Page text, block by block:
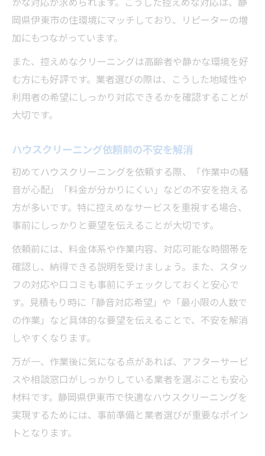
岡県伊東市の住環境にマッチしており、リピーターの増
加にもつながっています。
また、控えめなクリーニングは高齢者や静かな環境を好
む方にも好評です。業者選びの際は、こうした地域性や
利用者の希望にしっかり対応できるかを確認することが
大切です。
ハウスクリーニング依頼前の不安を解消
初めてハウスクリーニングを依頼する際、「作業中の騒
音が心配」「料金が分かりにくい」などの不安を抱える
方が多いです。特に控えめなサービスを重視する場合、
事前にしっかりと要望を伝えることが大切です。
依頼前には、料金体系や作業内容、対応可能な時間帯を
確認し、納得できる説明を受けましょう。また、スタッ
フの対応や口コミも事前にチェックしておくと安心で
す。見積もり時に「静音対応希望」や「最小限の人数で
の作業」など具体的な要望を伝えることで、不安を解消
しやすくなります。
万が一、作業後に気になる点があれば、アフターサービ
スや相談窓口がしっかりしている業者を選ぶことも安心
材料です。静岡県伊東市で快適なハウスクリーニングを
実現するためには、事前準備と業者選びが重要なポイン
トとなります。